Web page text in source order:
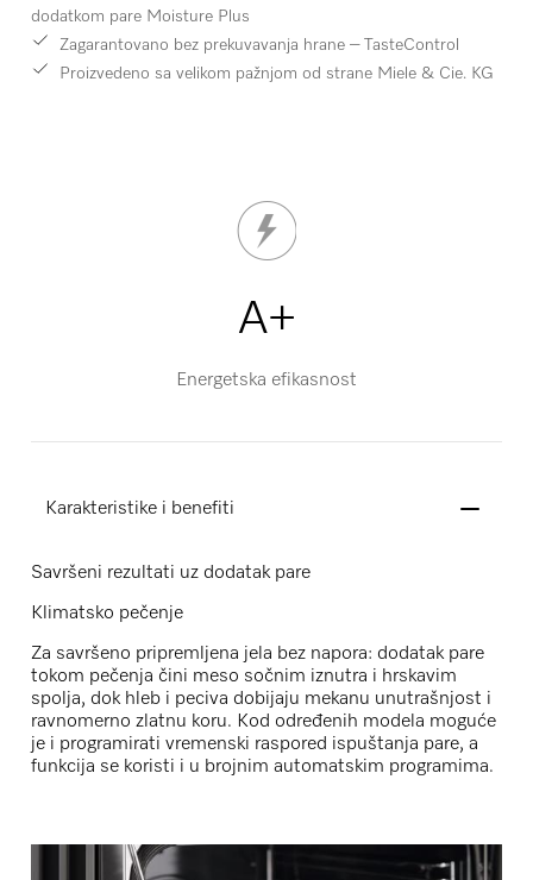
dodatkom pare Moisture Plus
Zagarantovano bez prekuvavanja hrane – TasteControl
Proizvedeno sa velikom pažnjom od strane Miele & Cie. KG
A+
Energetska efikasnost
Karakteristike i benefiti
Savršeni rezultati uz dodatak pare
Klimatsko pečenje
Za savršeno pripremljena jela bez napora: dodatak pare
tokom pečenja čini meso sočnim iznutra i hrskavim
spolja, dok hleb i peciva dobijaju mekanu unutrašnjost i
ravnomerno zlatnu koru. Kod određenih modela moguće
je i programirati vremenski raspored ispuštanja pare, a
funkcija se koristi i u brojnim automatskim programima.